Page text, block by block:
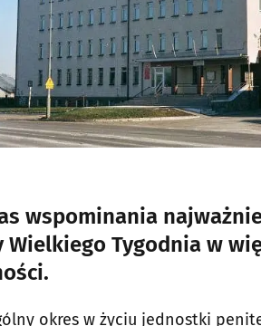
wspominania
Tygodnia w
okres w życiu jednostki